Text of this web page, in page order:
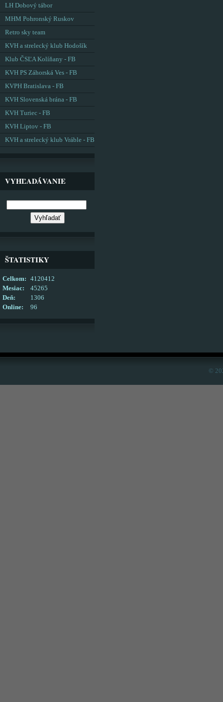
LH Dobový tábor
MHM Pohronský Ruskov
Retro sky team
KVH a strelecký klub Hodošík
Klub ČSĽA Kolíňany - FB
KVH PS Záhorská Ves - FB
KVPH Bratislava - FB
KVH Slovenská brána - FB
KVH Turiec - FB
KVH Liptov - FB
KVH a strelecký klub Vráble - FB
VYHĽADÁVANIE
ŠTATISTIKY
Online: 96
Celkom:
4120412
Mesiac:
45265
Deň:
1306
©